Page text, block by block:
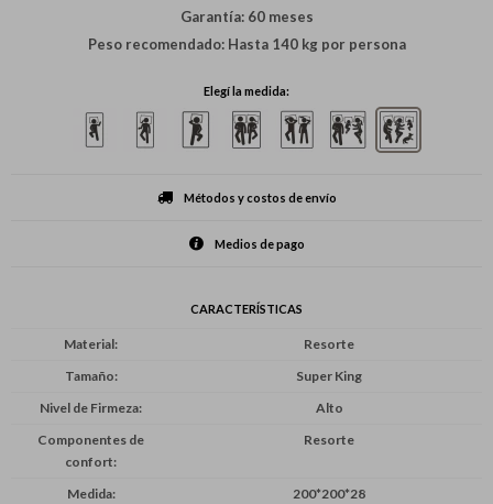
Garantía: 60 meses
Peso recomendado: Hasta 140 kg por persona
Elegí la medida:
Métodos y costos de envío
Medios de pago
CARACTERÍSTICAS
Material
Resorte
Tamaño
Super King
Nivel de Firmeza
Alto
Componentes de
confort
Resorte
Medida
200*200*28